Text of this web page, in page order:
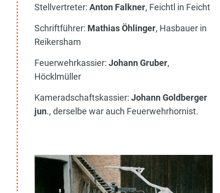
Stellvertreter: Anton Falkner, Feichtl in Feicht
Schriftführer: Mathias Öhlinger, Hasbauer in
Reikersham
Feuerwehrkassier: Johann Gruber,
Höcklmüller
Kameradschaftskassier: Johann Goldberger
jun., derselbe war auch Feuerwehrhornist.